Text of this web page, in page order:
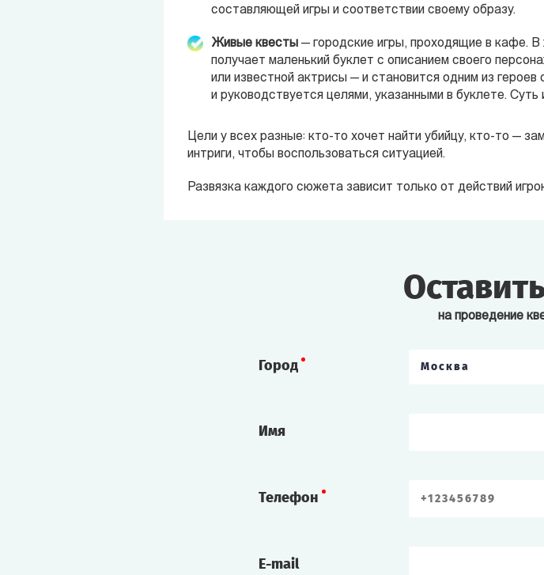
составляющей игры и соответствии своему образу.
Живые квесты — городские игры, проходящие в кафе.
получает маленький буклет с описанием своего
или известной актрисы — и становится одним из
и руководствуется целями, указанными в буклете.
Цели у всех разные: кто-то хочет найти убийцу, кто-то —
интриги, чтобы воспользоваться ситуацией.
Развязка каждого сюжета зависит только от действий
на проведение
Город Москва
Имя
Телефон
E-mail